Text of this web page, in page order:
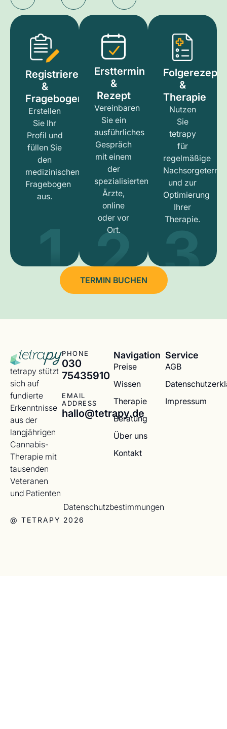
Registrieren
&
Fragebogen
Erstellen
Sie Ihr
Profil und
füllen Sie
den
medizinischen
Fragebogen
aus.
1
Ersttermin
&
Rezept
Vereinbaren
Sie ein
ausführliches
Gespräch
mit einem
der
spezialisierten
Ärzte,
online
oder vor
Ort.
2
Folgerezept
&
Therapie
Nutzen
Sie
tetrapy
für
regelmäßige
und zur
Optimierung
Ihrer
Therapie.
3
TERMIN BUCHEN
tetrapy stützt
sich auf
fundierte
Erkenntnisse
aus der
langjährigen
Cannabis-
Therapie mit
tausenden
Veteranen
und Patienten
PHONE
030
75435910
EMAIL
ADDRESS
hallo@tetrapy.de
Navigation
Preise
Wissen
Therapie
Beratung
Über uns
Kontakt
Service
AGB
Impressum
@ TETRAPY 2026
Datenschutzbestimmungen